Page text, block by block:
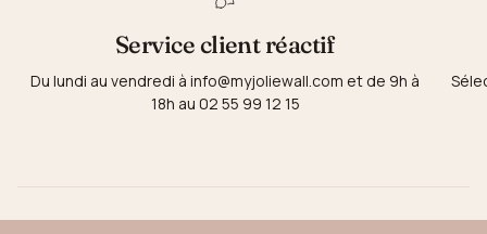
Service client réactif
Du lundi au vendredi à info@myjoliewall.com et de 9h à
18h au 02 55 99 12 15